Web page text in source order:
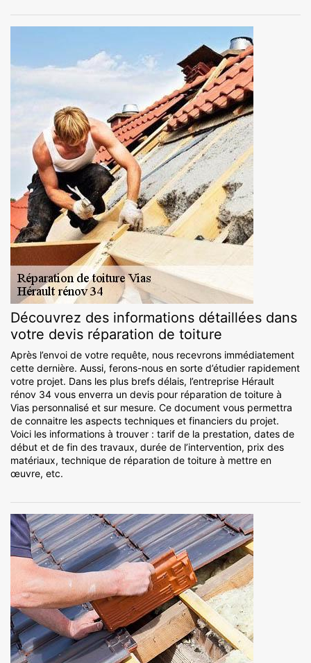
Découvrez des informations détaillées dans
votre devis réparation de toiture
Après l’envoi de votre requête, nous recevrons immédiatement
cette dernière. Aussi, ferons-nous en sorte d’étudier rapidement
votre projet. Dans les plus brefs délais, l’entreprise Hérault
rénov 34 vous enverra un devis pour réparation de toiture à
Vias personnalisé et sur mesure. Ce document vous permettra
de connaitre les aspects techniques et financiers du projet.
Voici les informations à trouver : tarif de la prestation, dates de
début et de fin des travaux, durée de l’intervention, prix des
matériaux, technique de réparation de toiture à mettre en
œuvre, etc.